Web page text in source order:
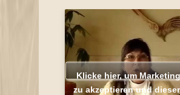
Klicke hier, um
zu akzeptieren und